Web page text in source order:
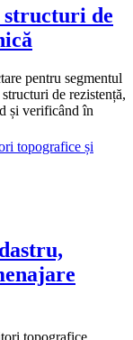
structuri de
pentru segmentul
de rezistență,
și verificând în
topografice,